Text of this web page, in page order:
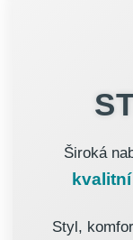
Široká
Styl,